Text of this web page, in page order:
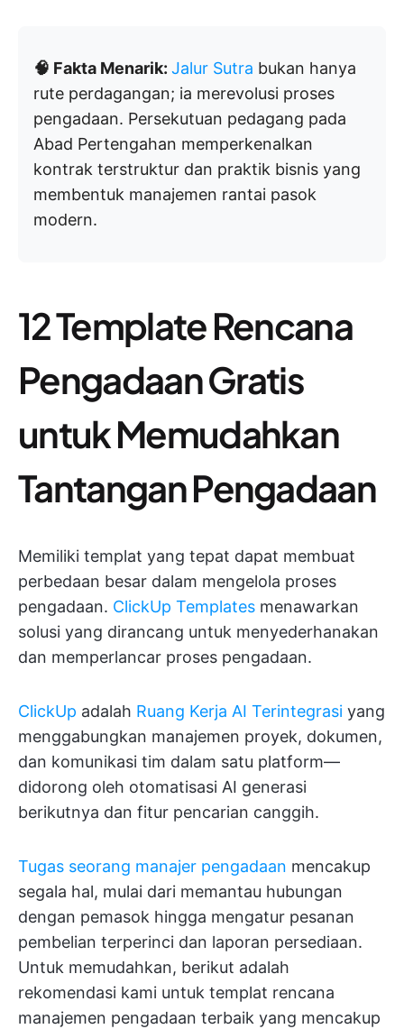
🧠 Fakta Menarik: Jalur Sutra bukan hanya
rute perdagangan; ia merevolusi proses
pengadaan. Persekutuan pedagang pada
Abad Pertengahan memperkenalkan
kontrak terstruktur dan praktik bisnis yang
membentuk manajemen rantai pasok
modern.
12 Template Rencana
Pengadaan Gratis
untuk Memudahkan
Tantangan Pengadaan
Memiliki templat yang tepat dapat membuat
perbedaan besar dalam mengelola proses
pengadaan. ClickUp Templates menawarkan
solusi yang dirancang untuk menyederhanakan
dan memperlancar proses pengadaan.
ClickUp adalah Ruang Kerja AI Terintegrasi yang
menggabungkan manajemen proyek, dokumen,
dan komunikasi tim dalam satu platform—
didorong oleh otomatisasi AI generasi
berikutnya dan fitur pencarian canggih.
Tugas seorang manajer pengadaan mencakup
segala hal, mulai dari memantau hubungan
dengan pemasok hingga mengatur pesanan
pembelian terperinci dan laporan persediaan.
Untuk memudahkan, berikut adalah
rekomendasi kami untuk templat rencana
manajemen pengadaan terbaik yang mencakup